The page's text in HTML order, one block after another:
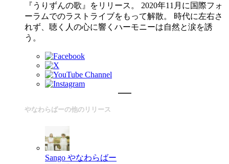
『うりずんの歌』をリリース。 2020年11月に国際フォ
ーラムでのラストライブをもって解散。 時代に左右さ
れず、聴く人の心に響くハーモニーは自然と涙を誘
う。
やなわらばーの他のリリース
Sango やなわらばー